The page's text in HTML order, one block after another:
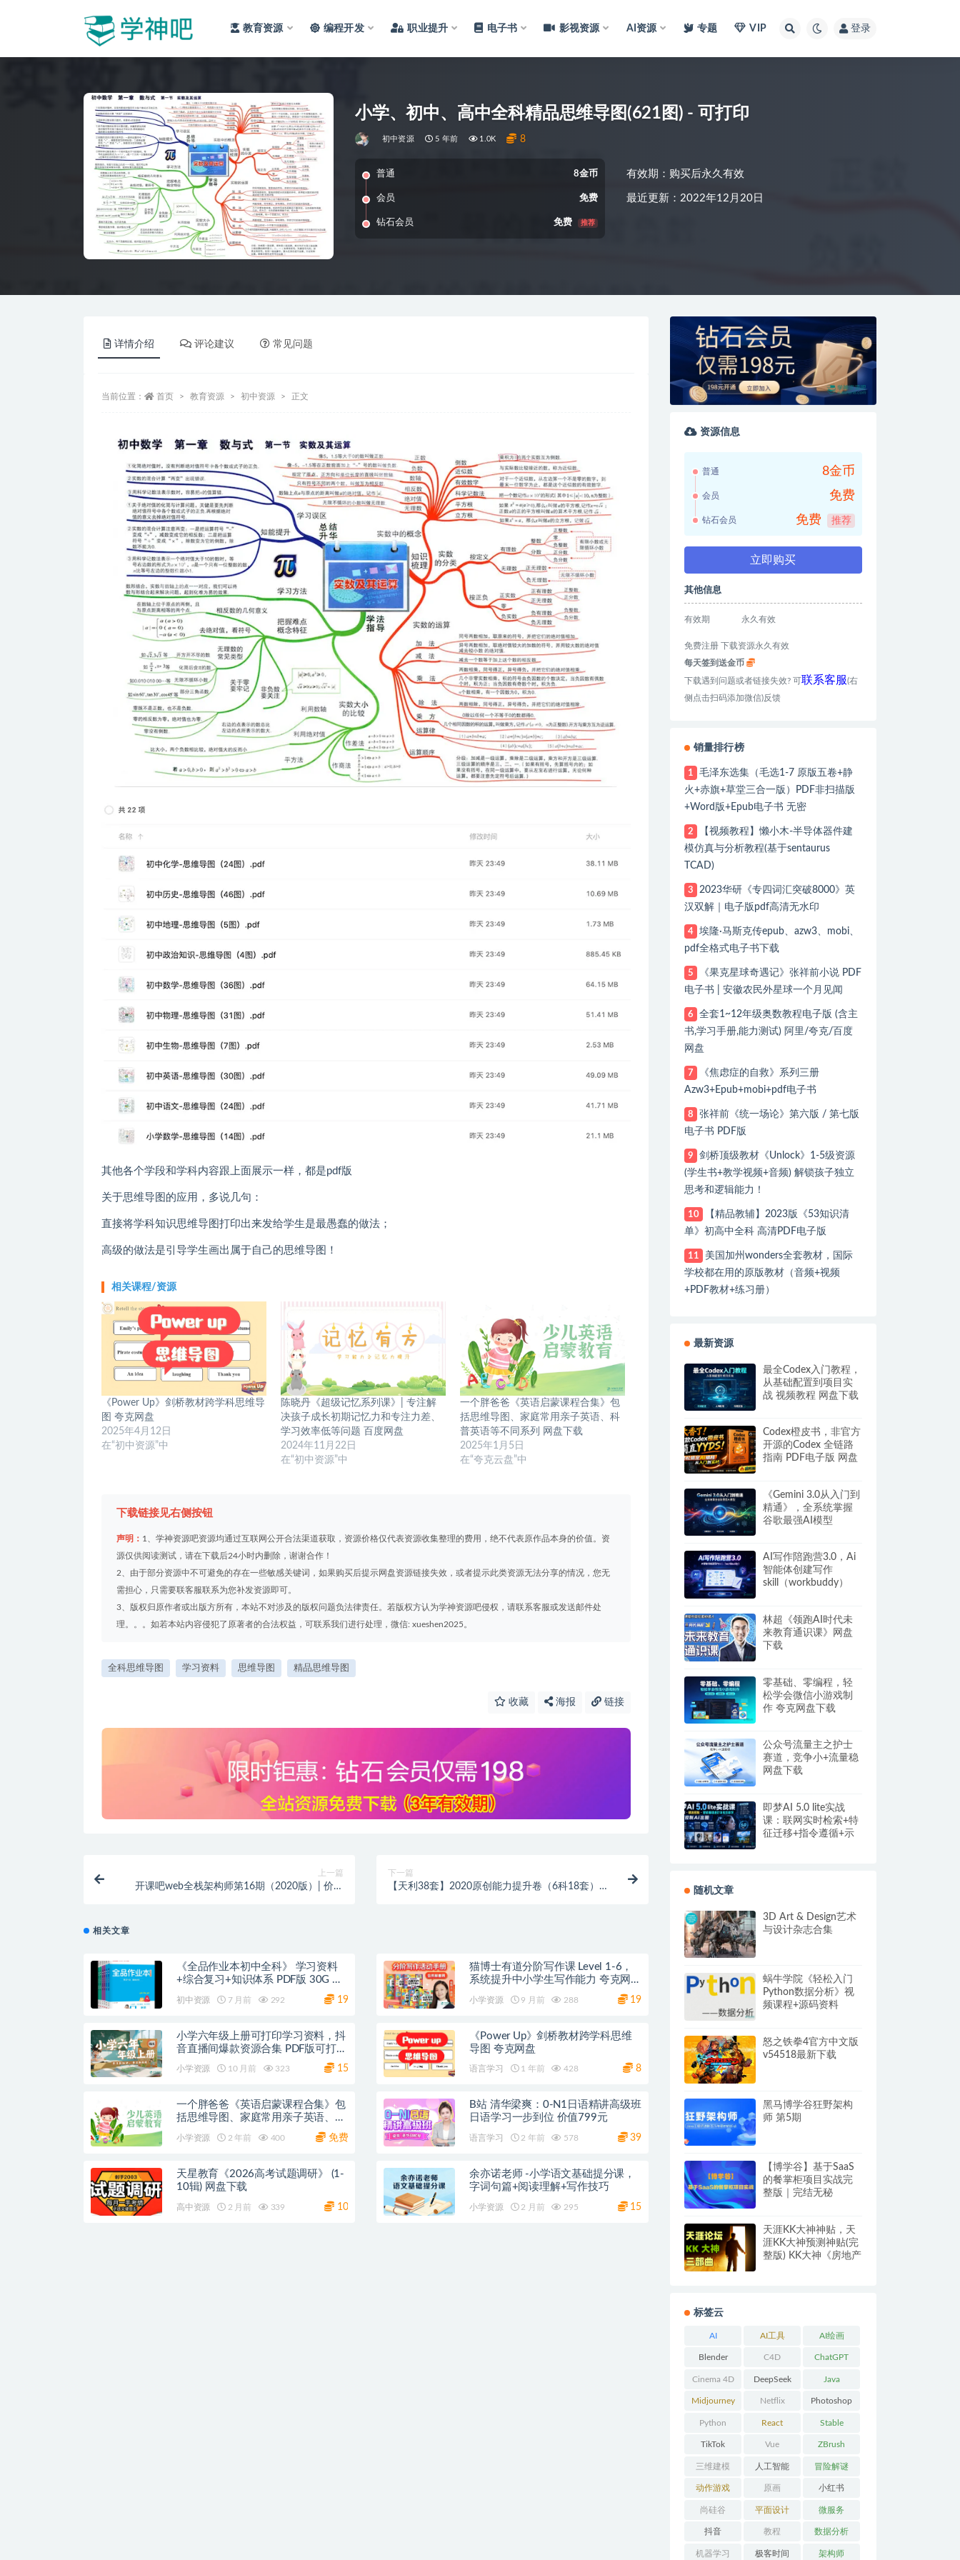
教育资源 编程开发 职业提升 电子书 影视资源 AI资源 专题 VIP 登录
小学、初中、高中全科精品思维导图(621图) - 可打印
初中资源 5 年前 1.0K 8
普通 8金币
会员 免费
钻石会员 免费 推荐
有效期：购买后永久有效
最近更新：2022年12月20日
详情介绍 评论建议 常见问题
当前位置： 首页 教育资源 初中资源 正文
其他各个学段和学科内容跟上面展示一样，都是pdf版
关于思维导图的应用，多说几句：
直接将学科知识思维导图打印出来发给学生是最愚蠢的做法；
高级的做法是引导学生画出属于自己的思维导图！
相关课程/资源
《Power Up》剑桥教材跨学科思维导
图 夸克网盘
2025年4月12日
在“初中资源”中
陈晓丹《超级记忆系列课》| 专注解
决孩子成长初期记忆力和专注力差、
学习效率低等问题 百度网盘
2024年11月22日
在“初中资源”中
一个胖爸爸《英语启蒙课程合集》包
括思维导图、家庭常用亲子英语、科
普英语等不同系列 网盘下载
2025年1月5日
在“夸克云盘”中
下载链接见右侧按钮
声明： 1、学神资源吧资源均通过互联网公开合法渠道获取，资源价格仅代表资源收集整理的费用，绝不代表原作品本身的价值。资
源仅供阅读测试，请在下载后24小时内删除，谢谢合作！
2、由于部分资源中不可避免的存在一些敏感关键词，如果购买后提示网盘资源链接失效，或者提示此类资源无法分享的情况，您无
需担心，只需要联客服联系为您补发资源即可。
3、版权归原作者或出版方所有，本站不对涉及的版权问题负法律责任。若版权方认为学神资源吧侵权，请联系客服或发送邮件处
理。。。如若本站内容侵犯了原著者的合法权益，可联系我们进行处理，微信: xueshen2025。
全科思维导图 学习资料 思维导图 精品思维导图
收藏 海报 链接
上一篇
开课吧web全栈架构师第16期（2020版）| 价值
下一篇
【天利38套】2020原创能力提升卷（6科18套）高
相关文章
《全品作业本初中全科》 学习资料
+综合复习+知识体系 PDF版 30G 夸
初中资源 7 月前 292 19
猫博士有道分阶写作课 Level 1-6，
系统提升中小学生写作能力 夸克网
小学资源 9 月前 288 19
小学六年级上册可打印学习资料，抖
音直播间爆款资源合集 PDF版可打印
小学资源 10 月前 323 15
《Power Up》剑桥教材跨学科思维
导图 夸克网盘
语言学习 1 年前 428 8
一个胖爸爸《英语启蒙课程合集》包
括思维导图、家庭常用亲子英语、科
小学资源 2 年前 400 免费
B站 清华梁爽：0-N1日语精讲高级班
日语学习一步到位 价值799元
语言学习 2 年前 578 39
天星教育《2026高考试题调研》 (1-
10辑) 网盘下载
高中资源 2 月前 339 10
余亦诺老师 -小学语文基础提分课，
字词句篇+阅读理解+写作技巧
小学资源 2 月前 295 15
资源信息
普通 8金币
会员 免费
钻石会员 免费 推荐
立即购买
其他信息
有效期 永久有效
免费注册 下载资源永久有效
每天签到送金币
下载遇到问题或者链接失效? 可联系客服(右
侧点击扫码添加微信)反馈
销量排行榜
1
毛泽东选集（毛选1-7 原版五卷+静
火+赤旗+草堂三合一版）PDF非扫描版
+Word版+Epub电子书 无密
2
【视频教程】懒小木-半导体器件建
模仿真与分析教程(基于sentaurus
TCAD)
3
2023华研《专四词汇突破8000》英
汉双解｜电子版pdf高清无水印
4
埃隆·马斯克传epub、azw3、mobi、
pdf全格式电子书下载
5
《果克星球奇遇记》张祥前小说 PDF
电子书 | 安徽农民外星球一个月见闻
6
全套1~12年级奥数教程电子版 (含主
书,学习手册,能力测试) 阿里/夸克/百度
网盘
7
《焦虑症的自救》系列三册
Azw3+Epub+mobi+pdf电子书
8
张祥前《统一场论》第六版 / 第七版
电子书 PDF版
9
剑桥顶级教材《Unlock》1-5级资源
(学生书+教学视频+音频) 解锁孩子独立
思考和逻辑能力！
10
【精品教辅】2023版《53知识清
单》初高中全科 高清PDF电子版
11
美国加州wonders全套教材，国际
学校都在用的原版教材（音频+视频
+PDF教材+练习册）
最新资源
最全Codex入门教程，
从基础配置到项目实
战 视频教程 网盘下载
Codex橙皮书，非官方
开源的Codex 全链路
指南 PDF电子版 网盘
《Gemini 3.0从入门到
精通》，全系统掌握
谷歌最强AI模型
AI写作陪跑营3.0，Ai
智能体创建写作
skill（workbuddy）
林超《领跑AI时代未
来教育通识课》网盘
下载
零基础、零编程，轻
松学会微信小游戏制
作 夸克网盘下载
公众号流量主之护士
赛道，竞争小+流量稳
网盘下载
即梦AI 5.0 lite实战
课：联网实时检索+特
征迁移+指令遵循+示
随机文章
3D Art & Design艺术
与设计杂志合集
蜗牛学院《轻松入门
Python数据分析》视
频课程+源码资料
怒之铁拳4官方中文版
v54518最新下载
黑马博学谷狂野架构
师 第5期
【博学谷】基于SaaS
的餐掌柜项目实战完
整版｜完结无秘
天涯KK大神神贴，天
涯KK大神预测神贴(完
整版) KK大神《房地产
标签云
AI AI工具 AI绘画
Blender C4D ChatGPT
Cinema 4D DeepSeek Java
Midjourney Netflix Photoshop
Python React Stable
Diffusion
TikTok Vue ZBrush
三维建模 人工智能 冒险解谜
AVG
动作游戏
ACT
原画 小红书
尚硅谷 平面设计 微服务
抖音 教程 数据分析
机器学习 极客时间 架构师